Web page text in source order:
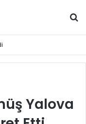
Yalova